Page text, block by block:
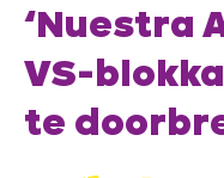
‘Nuestra
VS-
te